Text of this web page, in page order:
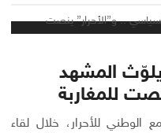
المشهد
للمغاربة
للأحرار، خلال لقاء